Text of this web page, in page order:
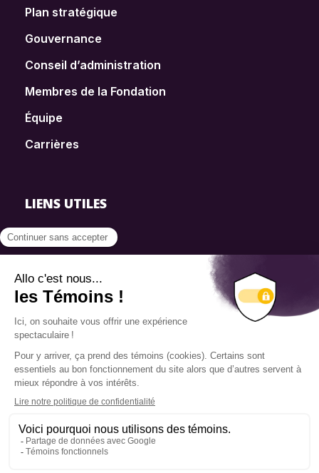
Plan stratégique
Gouvernance
Conseil d’administration
Membres de la Fondation
Équipe
Carrières
LIENS UTILES
FAQ
Dons
Info source
Politique de confidentialité